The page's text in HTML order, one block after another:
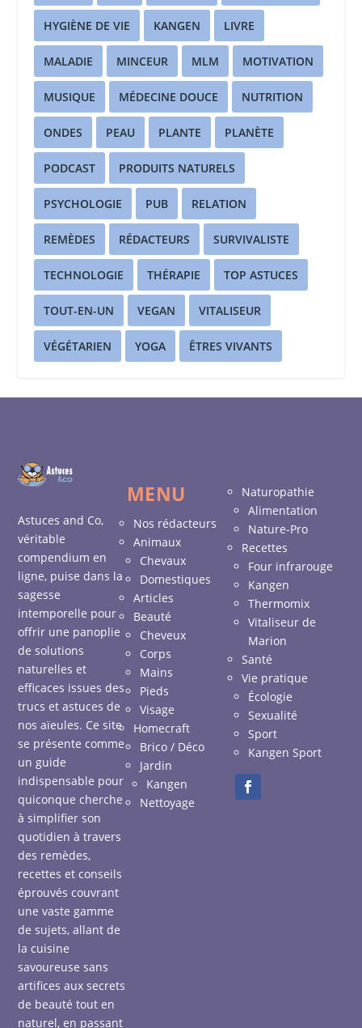
HYGIÈNE DE VIE KANGEN LIVRE
MALADIE MINCEUR MLM MOTIVATION
MUSIQUE MÉDECINE DOUCE NUTRITION
ONDES PEAU PLANTE PLANÈTE
PODCAST PRODUITS NATURELS
PSYCHOLOGIE PUB RELATION
REMÈDES RÉDACTEURS SURVIVALISTE
TECHNOLOGIE THÉRAPIE TOP ASTUCES
TOUT-EN-UN VEGAN VITALISEUR
VÉGÉTARIEN YOGA ÊTRES VIVANTS
Astuces and Co,
véritable
compendium en
ligne, puise dans la
sagesse
intemporelle pour
offrir une panoplie
de solutions
naturelles et
efficaces issues des
trucs et astuces de
nos aïeules. Ce site
se présente comme
un guide
indispensable pour
quiconque cherche
à simplifier son
quotidien à travers
des remèdes,
recettes et conseils
éprouvés couvrant
une vaste gamme
de sujets, allant de
la cuisine
savoureuse sans
artifices aux secrets
de beauté tout en
naturel, en passant
MENU
Nos rédacteurs
Animaux
Chevaux
Domestiques
Articles
Beauté
Cheveux
Corps
Mains
Pieds
Visage
Homecraft
Brico / Déco
Jardin
Kangen
Nettoyage
Naturopathie
Alimentation
Nature-Pro
Recettes
Four infrarouge
Kangen
Thermomix
Vitaliseur de
Marion
Santé
Vie pratique
Écologie
Sexualité
Sport
Kangen Sport